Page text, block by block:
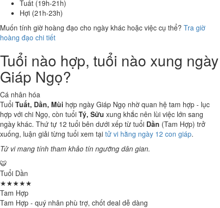
Tuất (19h-21h)
Hợi (21h-23h)
Muốn tính giờ hoàng đạo cho ngày khác hoặc việc cụ thể? Tra giờ
hoàng đạo chi tiết
Tuổi nào hợp, tuổi nào xung ngày
Giáp Ngọ?
Cá nhân hóa
Tuổi Tuất, Dần, Mùi hợp ngày Giáp Ngọ nhờ quan hệ tam hợp - lục
hợp với chi Ngọ, còn tuổi Tý, Sửu xung khắc nên lùi việc lớn sang
ngày khác. Thứ tự 12 tuổi bên dưới xếp từ tuổi Dần (Tam Hợp) trở
xuống, luận giải từng tuổi xem tại tử vi hằng ngày 12 con giáp.
Tử vi mang tính tham khảo tín ngưỡng dân gian.
🐯
Tuổi Dần
★★★★★
Tam Hợp
Tam Hợp - quý nhân phù trợ, chốt deal dễ dàng